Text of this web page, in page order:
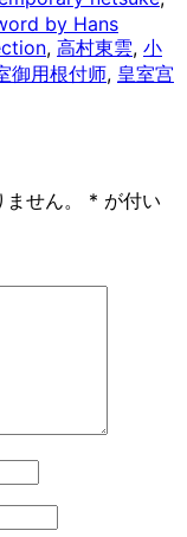
by Hans
, 高村東雲, 小
御用根付师, 皇室宫
せん。 * が付い